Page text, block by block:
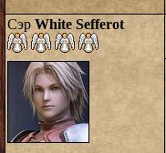
Сэр White Sefferot